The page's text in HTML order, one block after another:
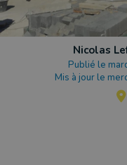
Nicolas
Publié le
Mis à jour le